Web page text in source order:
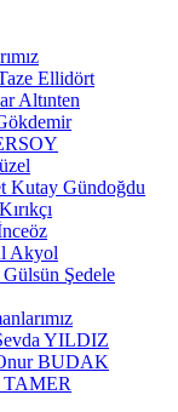
Ellidört
Altınten
Kutay Gündoğdu
Akyol
Şedele
YILDIZ
BUDAK
TAMER